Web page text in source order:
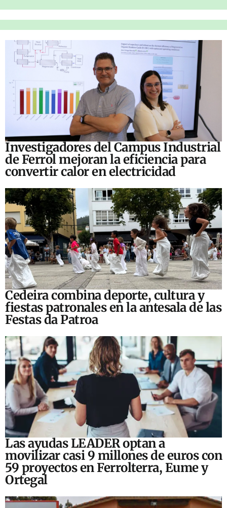
Investigadores del Campus Industrial
de Ferrol mejoran la eficiencia para
convertir calor en electricidad
Cedeira combina deporte, cultura y
fiestas patronales en la antesala de las
Festas da Patroa
Las ayudas LEADER optan a
movilizar casi 9 millones de euros con
59 proyectos en Ferrolterra, Eume y
Ortegal